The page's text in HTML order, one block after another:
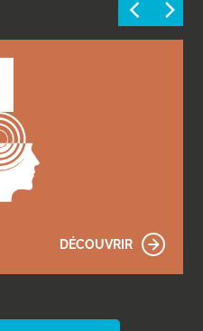
DÉCOUVRIR